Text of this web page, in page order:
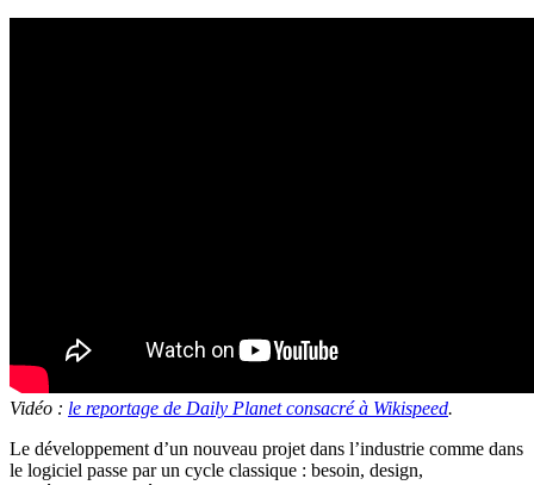
Vidéo : le reportage de Daily Planet consacré à Wikispeed.
Le développement d’un nouveau projet dans l’industrie comme dans
le logiciel passe par un cycle classique : besoin, design,